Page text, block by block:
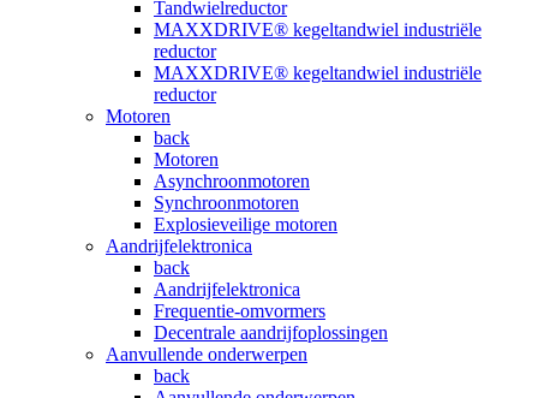
Tandwielreductor
MAXXDRIVE® kegeltandwiel industriële
reductor
MAXXDRIVE® kegeltandwiel industriële
reductor
Motoren
back
Motoren
Asynchroonmotoren
Synchroonmotoren
Explosieveilige motoren
Aandrijfelektronica
back
Aandrijfelektronica
Frequentie-omvormers
Decentrale aandrijfoplossingen
Aanvullende onderwerpen
back